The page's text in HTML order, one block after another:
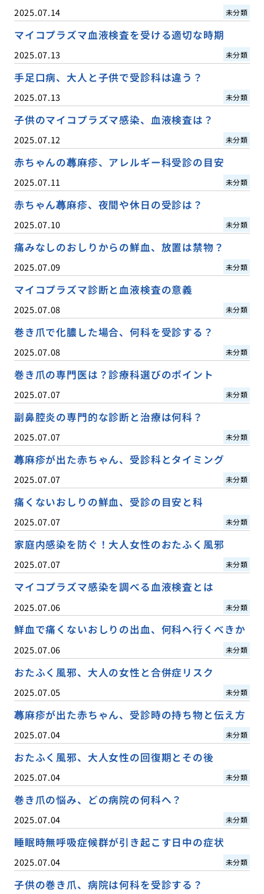
2025.07.14 未分類
マイコプラズマ血液検査を受ける適切な時期
2025.07.13 未分類
手足口病、大人と子供で受診科は違う？
2025.07.13 未分類
子供のマイコプラズマ感染、血液検査は？
2025.07.12 未分類
赤ちゃんの蕁麻疹、アレルギー科受診の目安
2025.07.11 未分類
赤ちゃん蕁麻疹、夜間や休日の受診は？
2025.07.10 未分類
痛みなしのおしりからの鮮血、放置は禁物？
2025.07.09 未分類
マイコプラズマ診断と血液検査の意義
2025.07.08 未分類
巻き爪で化膿した場合、何科を受診する？
2025.07.08 未分類
巻き爪の専門医は？診療科選びのポイント
2025.07.07 未分類
副鼻腔炎の専門的な診断と治療は何科？
2025.07.07 未分類
蕁麻疹が出た赤ちゃん、受診科とタイミング
2025.07.07 未分類
痛くないおしりの鮮血、受診の目安と科
2025.07.07 未分類
家庭内感染を防ぐ！大人女性のおたふく風邪
2025.07.07 未分類
マイコプラズマ感染を調べる血液検査とは
2025.07.06 未分類
鮮血で痛くないおしりの出血、何科へ行くべきか
2025.07.06 未分類
おたふく風邪、大人の女性と合併症リスク
2025.07.05 未分類
蕁麻疹が出た赤ちゃん、受診時の持ち物と伝え方
2025.07.04 未分類
おたふく風邪、大人女性の回復期とその後
2025.07.04 未分類
巻き爪の悩み、どの病院の何科へ？
2025.07.04 未分類
睡眠時無呼吸症候群が引き起こす日中の症状
2025.07.04 未分類
子供の巻き爪、病院は何科を受診する？